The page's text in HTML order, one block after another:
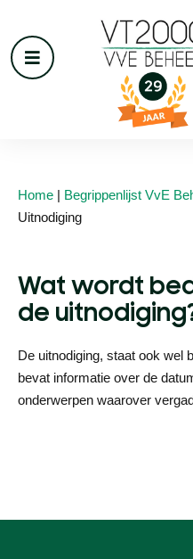
Home | Begrippenlijst VvE
Uitnodiging
Wat wordt
de
De uitnodiging, staat ook wel
bevat informatie over de
onderwerpen waarover